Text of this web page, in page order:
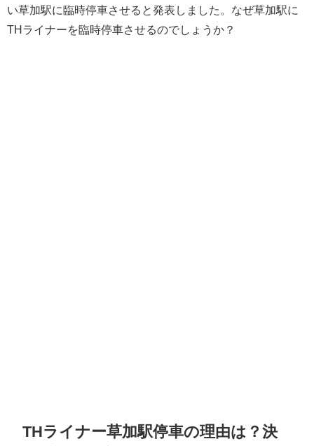
い草加駅に臨時停車させると発表しました。なぜ草加駅に
THライナーを臨時停車させるのでしょうか？
THライナー草加駅停車の理由は？決